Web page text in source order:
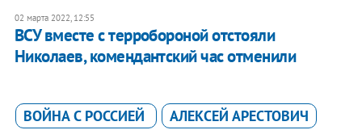
02 марта 2022, 12:55
ВСУ вместе с терробороной отстояли
Николаев, комендантский час отменили
ВОЙНА С РОССИЕЙ АЛЕКСЕЙ АРЕСТОВИЧ